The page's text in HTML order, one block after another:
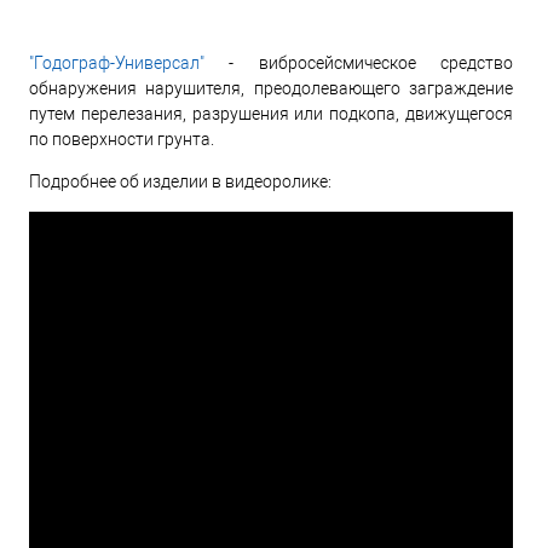
"Годограф-Универсал" - вибросейсмическое средство
обнаружения нарушителя, преодолевающего заграждение
путем перелезания, разрушения или подкопа, движущегося
по поверхности грунта.
Подробнее об изделии в видеоролике: